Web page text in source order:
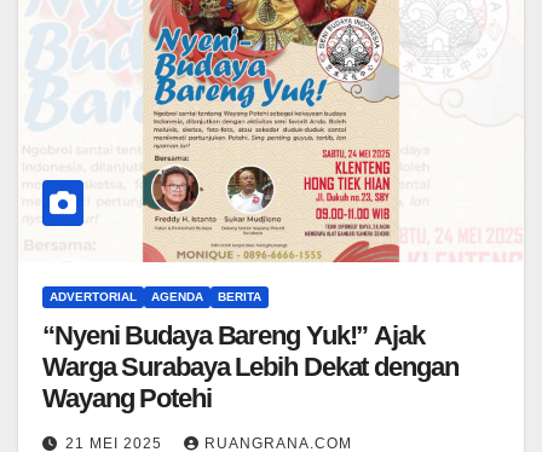
ADVERTORIAL AGENDA BERITA
“Nyeni Budaya Bareng Yuk!” Ajak
Warga Surabaya Lebih Dekat dengan
Wayang Potehi
21 MEI 2025 RUANGRANA.COM